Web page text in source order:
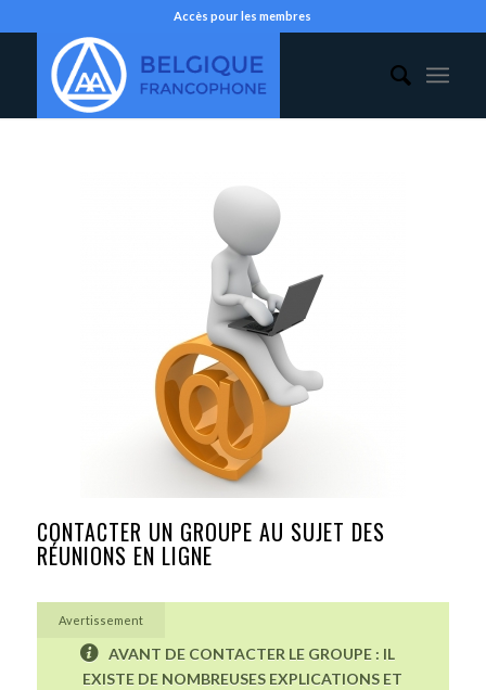
Accès pour les membres
CONTACTER UN GROUPE AU SUJET DES
RÉUNIONS EN LIGNE
Avertissement
AVANT DE CONTACTER LE GROUPE : IL
EXISTE DE NOMBREUSES EXPLICATIONS ET